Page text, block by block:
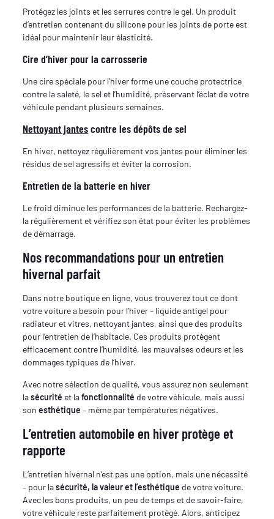
Protégez les joints et les serrures contre le gel. Un produit
d’entretien contenant du silicone pour les joints de porte est
idéal pour maintenir leur élasticité.
Cire d’hiver pour la carrosserie
Une cire spéciale pour l’hiver forme une couche protectrice
contre la saleté, le sel et l’humidité, préservant l’éclat de votre
véhicule pendant plusieurs semaines.
Nettoyant jantescontre les dépôts de sel
En hiver, nettoyez régulièrement vos jantes pour éliminer les
résidus de sel agressifs et éviter la corrosion.
Entretien de la batterie en hiver
Le froid diminue les performances de la batterie. Rechargez-
la régulièrement et vérifiez son état pour éviter les problèmes
de démarrage.
Nos recommandations pour un entretien
hivernal parfait
Dans notre boutique en ligne, vous trouverez tout ce dont
votre voiture a besoin pour l’hiver – liquide antigel pour
radiateur et vitres, nettoyant jantes, ainsi que des produits
pour l’entretien de l’habitacle. Ces produits protègent
efficacement contre l’humidité, les mauvaises odeurs et les
dommages typiques de l’hiver.
Avec notre sélection de qualité, vous assurez non seulement
lasécurité et lafonctionnalité de votre véhicule, mais aussi
sonesthétique – même par températures négatives.
L’entretien automobile en hiver protège et
rapporte
L’entretien hivernal n’est pas une option, mais une nécessité
– pour lasécurité, la valeur et l’esthétique de votre voiture.
Avec les bons produits, un peu de temps et de savoir-faire,
votre véhicule reste parfaitement protégé. Alors, anticipez